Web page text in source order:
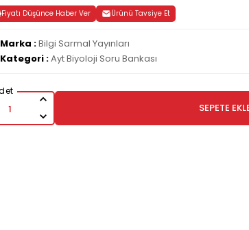
Fiyatı Düşünce Haber Ver Ürünü Tavsiye Et
Marka :Bilgi Sarmal Yayınları
Kategori :Ayt Biyoloji Soru Bankası
SEPETE